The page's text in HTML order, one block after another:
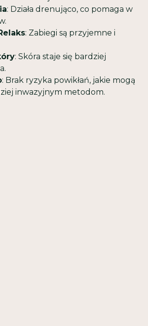
: Działa drenująco, co pomaga w
: Zabiegi są przyjemne i
: Skóra staje się bardziej
: Brak ryzyka powikłań, jakie mogą
inwazyjnym metodom.